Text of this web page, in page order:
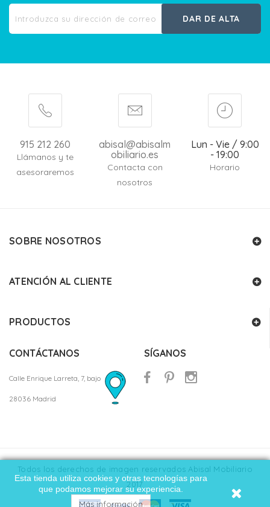
Esta tienda utiliza cookies y otras tecnologías para
que podamos mejorar su experiencia.
Más información
DAR DE ALTA
915 212 260
Llámanos y te
asesoraremos
abisal@abisalm
obiliario.es
Contacta con
nosotros
Lun - Vie / 9:00
- 19:00
Horario
SOBRE NOSOTROS
ATENCIÓN AL CLIENTE
PRODUCTOS
CONTÁCTANOS
Calle Enrique Larreta, 7, bajo
28036 Madrid
SÍGANOS
Todos los derechos de imagen reservados Abisal Mobiliario
2017